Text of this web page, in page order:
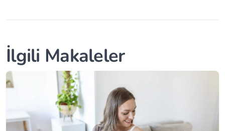
İlgili Makaleler